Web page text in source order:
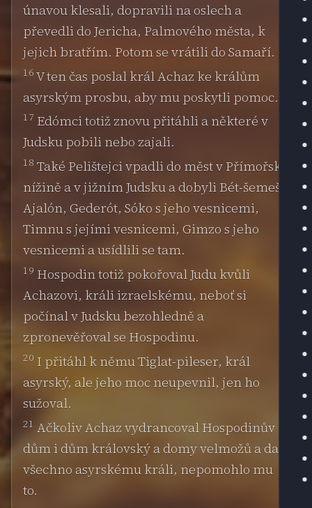
únavou klesali, dopravili na oslech a
převedli do Jericha, Palmového města, k
jejich bratřím. Potom se vrátili do Samaří.
16 V ten čas poslal král Achaz ke králům
asyrským prosbu, aby mu poskytli pomoc.
17 Edómci totiž znovu přitáhli a některé v
Judsku pobili nebo zajali.
18 Také Pelištejci vpadli do měst v Přímořské
nížině a v jižním Judsku a dobyli Bét-šemeš,
Ajalón, Gederót, Sóko s jeho vesnicemi,
Timnu s jejími vesnicemi, Gimzo s jeho
vesnicemi a usídlili se tam.
19 Hospodin totiž pokořoval Judu kvůli
Achazovi, králi izraelskému, neboť si
počínal v Judsku bezohledně a
zpronevěřoval se Hospodinu.
20 I přitáhl k němu Tiglat-pileser, král
asyrský, ale jeho moc neupevnil, jen ho
sužoval.
21 Ačkoliv Achaz vydrancoval Hospodinův
dům i dům královský a domy velmožů a dal
všechno asyrskému králi, nepomohlo mu
to.